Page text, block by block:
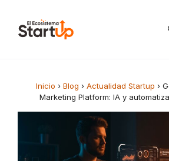
Inicio › Blog › Actualidad Startup ›
Marketing Platform: IA y